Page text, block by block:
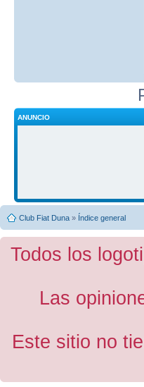
ANUNCIO
Club Fiat Duna » Índice general
Todos los
Las
Este sitio no